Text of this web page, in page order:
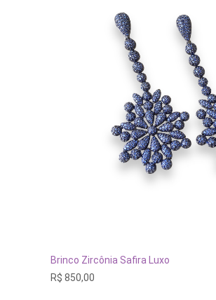
ADICIONAR AO
Brinco Zircônia Safira Luxo
R$ 850,00